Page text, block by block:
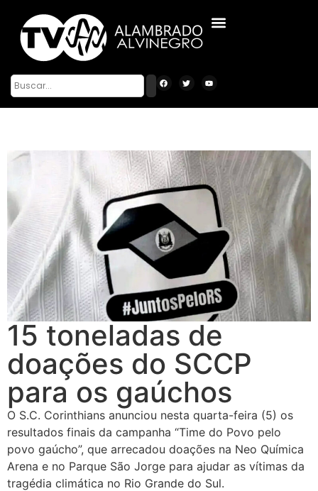
15 toneladas de
doações do SCCP
para os gaúchos
O S.C. Corinthians anunciou nesta quarta-feira (5) os
resultados finais da campanha “Time do Povo pelo
povo gaúcho”, que arrecadou doações na Neo Química
Arena e no Parque São Jorge para ajudar as vítimas da
tragédia climática no Rio Grande do Sul.